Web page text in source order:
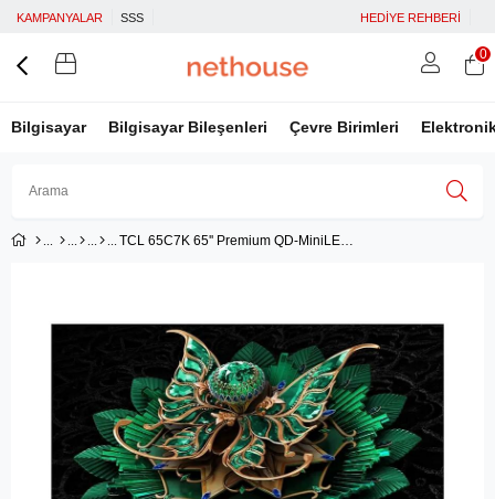
KAMPANYALAR SSS HEDİYE REHBERİ
Bilgisayar Bilgisayar Bileşenleri Çevre Birimleri
Facebook İle Bağlan
0
TCL 65C7K 65'' Premium QD-MiniLED TV